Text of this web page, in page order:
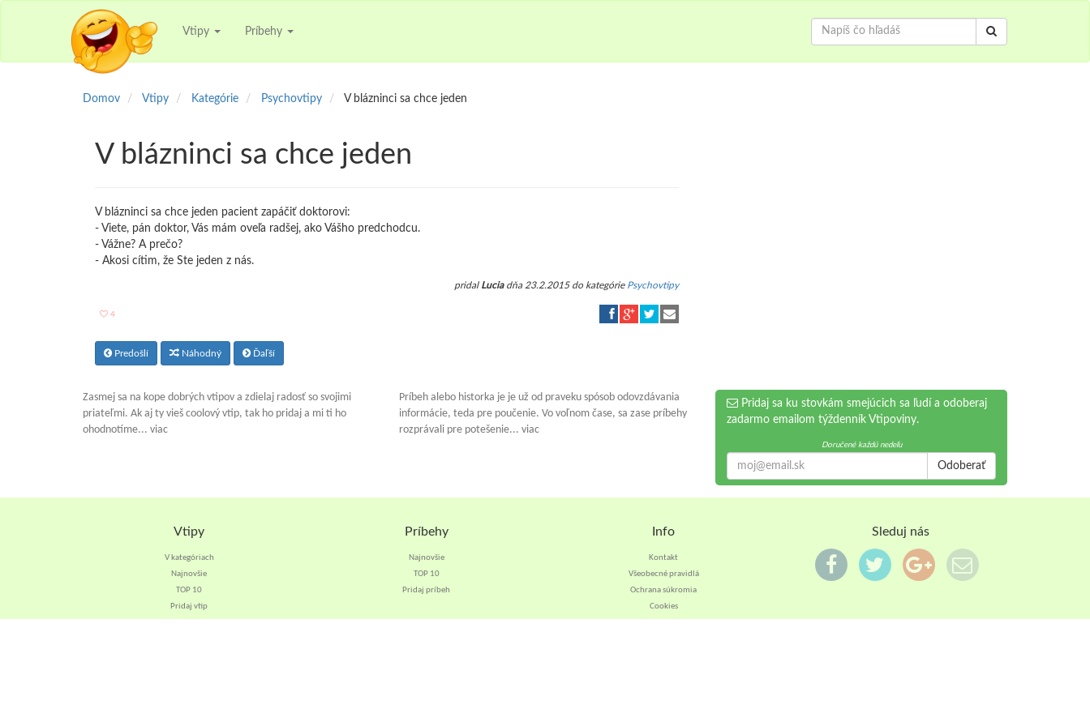
Vtipy Príbehy
Domov Vtipy Kategórie Psychovtipy V blázninci sa chce jeden
V blázninci sa chce jeden
V blázninci sa chce jeden pacient zapáčiť doktorovi:
- Viete, pán doktor, Vás mám oveľa radšej, ako Vášho predchodcu.
- Vážne? A prečo?
- Akosi cítim, že Ste jeden z nás.
pridal Luciadňa 23.2.2015 do kategórie Psychovtipy
4
Predošlí Náhodný Ďaľší
Zasmej sa na kope dobrých vtipov a zdielaj radosť so svojimi
priateľmi. Ak aj ty vieš coolový vtip, tak ho pridaj a mi ti ho
ohodnotíme... viac
Príbeh alebo historka je je už od praveku spósob odovzdávania
informácie, teda pre poučenie. Vo voľnom čase, sa zase príbehy
rozprávali pre potešenie... viac
Pridaj sa ku stovkám smejúcich sa ľudí a odoberaj
zadarmo emailom týždenník Vtipoviny.
Doručené každú nedeľu
Odoberať
Vtipy
V kategóriach
Najnovšie
TOP 10
Pridaj vtip
Príbehy
Najnovšie
TOP 10
Pridaj príbeh
Info
Kontakt
Všeobecné pravidlá
Ochrana súkromia
Cookies
Sleduj nás